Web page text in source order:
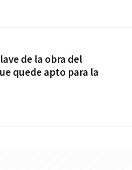
de la obra del
quede apto para la